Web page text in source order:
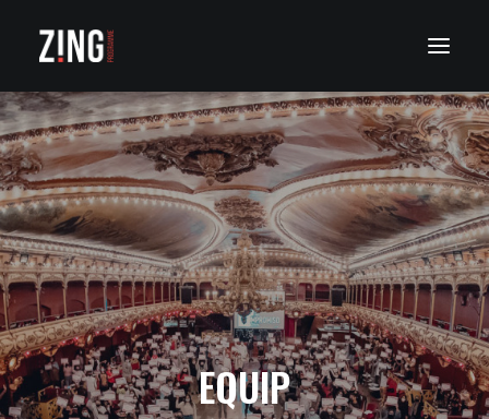
QUANT A ZING
EL NOSTRE PROGRAMA
ZING NETWORK
ZING NEWS
CONTACTE
ACCÉS A PLATAFORMA ZINGEQUIP